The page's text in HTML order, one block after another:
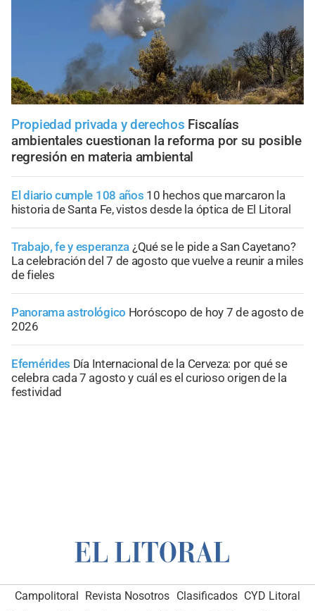
Propiedad privada y derechos Fiscalías
ambientales cuestionan la reforma por su posible
regresión en materia ambiental
El diario cumple 108 años 10 hechos que marcaron la
historia de Santa Fe, vistos desde la óptica de El Litoral
Trabajo, fe y esperanza ¿Qué se le pide a San Cayetano?
La celebración del 7 de agosto que vuelve a reunir a miles
de fieles
Panorama astrológico Horóscopo de hoy 7 de agosto de
2026
Efemérides Día Internacional de la Cerveza: por qué se
celebra cada 7 agosto y cuál es el curioso origen de la
festividad
Campolitoral Revista Nosotros Clasificados CYD Litoral